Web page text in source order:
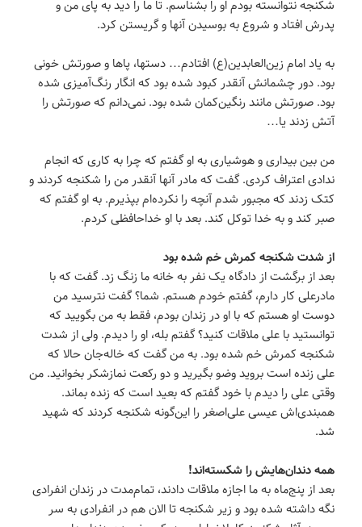
شکنجه نتوانسته بودم او را بشناسم. تا ما را دید به پای من و
پدرش افتاد و شروع به بوسیدن آنها و گریستن کرد.
به یاد امام زین‌العابدین(ع) افتادم… دستها، پاها و صورتش خونی
بود. دور چشمانش آنقدر کبود شده بود که انگار رنگ‌آمیزی شده
بود. صورتش مانند رنگین‌کمان شده بود. نمی‌دانم که صورتش را
آتش زدند یا…
من بین بیداری و هوشیاری به او گفتم که چرا به کاری که انجام
ندادی اعتراف کردی. گفت که مادر آنها آنقدر من را شکنجه کردند و
کتک زدند که مجبور شدم آنچه را نکرده‌ام بپذیرم. به او گفتم که
صبر کند و به خدا توکل کند. بعد با او خداحافظی کردم.
از شدت شکنجه کمرش خم شده بود
بعد از برگشت از دادگاه یک نفر به خانه ما زنگ زد. گفت که با
مادرعلی کار دارم، گفتم خودم هستم. شما؟ گفت نترسید من
دوست او هستم که با او در زندان بودم، فقط به من بگویید که
توانستید با علی ملاقات کنید؟ گفتم بله، او را دیدم. ولی از شدت
شکنجه کمرش خم شده بود. به من گفت که خاله‌جان حالا که
علی زنده است بروید وضو بگیرید و دو رکعت نمازشکر بخوانید. من
وقتی علی را دیدم با خود گفتم که بعید است که زنده بماند.
همبندی‌اش عیسی علی‌اصغر را این‌گونه شکنجه کردند که شهید
شد.
همه دندان‌هایش را شکسته‌اند!
بعد از پنج‌ماه به ما اجازه ملاقات دادند، تمام‌مدت در زندان انفرادی
نگه داشته شده بود و زیر شکنجه تا الان هم در انفرادی به سر